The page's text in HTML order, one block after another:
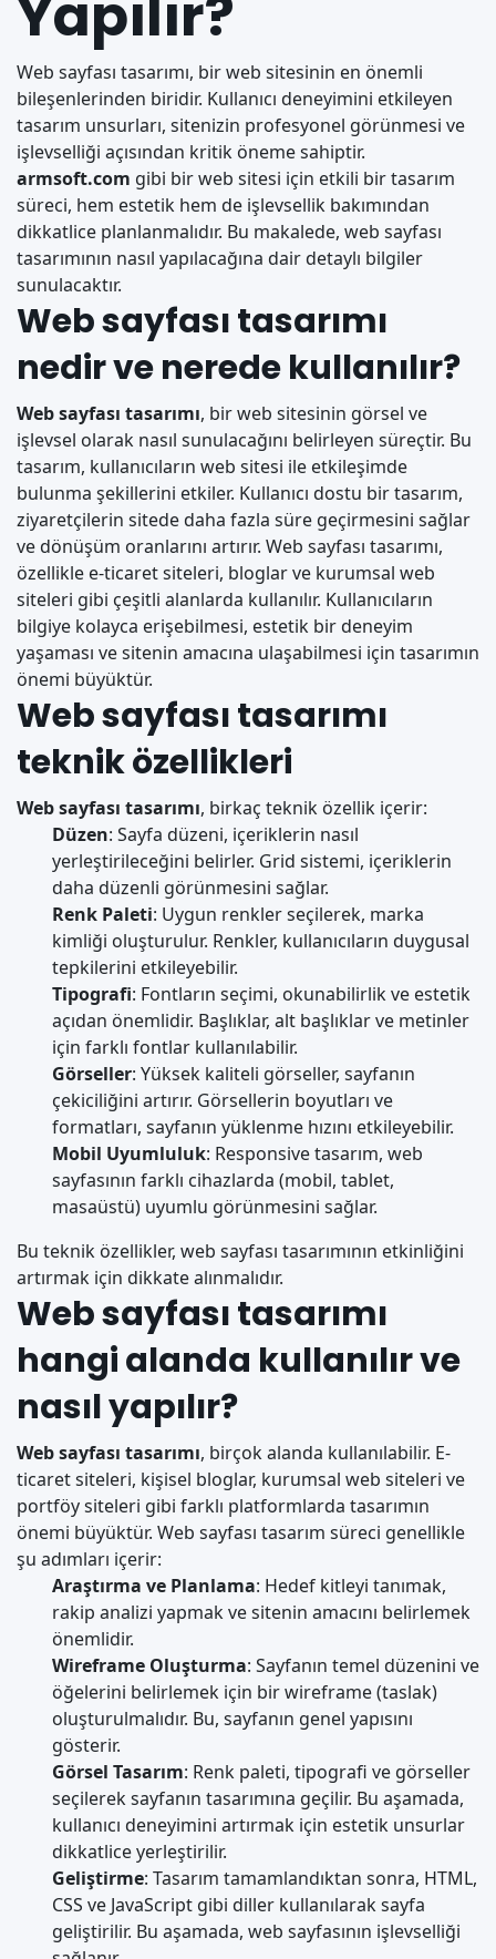
Yapılır?
Web sayfası tasarımı, bir web sitesinin en önemli
bileşenlerinden biridir. Kullanıcı deneyimini etkileyen
tasarım unsurları, sitenizin profesyonel görünmesi ve
işlevselliği açısından kritik öneme sahiptir.
armsoft.com gibi bir web sitesi için etkili bir tasarım
süreci, hem estetik hem de işlevsellik bakımından
dikkatlice planlanmalıdır. Bu makalede, web sayfası
tasarımının nasıl yapılacağına dair detaylı bilgiler
sunulacaktır.
Web sayfası tasarımı
nedir ve nerede kullanılır?
Web sayfası tasarımı, bir web sitesinin görsel ve
işlevsel olarak nasıl sunulacağını belirleyen süreçtir. Bu
tasarım, kullanıcıların web sitesi ile etkileşimde
bulunma şekillerini etkiler. Kullanıcı dostu bir tasarım,
ziyaretçilerin sitede daha fazla süre geçirmesini sağlar
ve dönüşüm oranlarını artırır. Web sayfası tasarımı,
özellikle e-ticaret siteleri, bloglar ve kurumsal web
siteleri gibi çeşitli alanlarda kullanılır. Kullanıcıların
bilgiye kolayca erişebilmesi, estetik bir deneyim
yaşaması ve sitenin amacına ulaşabilmesi için tasarımın
önemi büyüktür.
Web sayfası tasarımı
teknik özellikleri
Web sayfası tasarımı, birkaç teknik özellik içerir:
Düzen: Sayfa düzeni, içeriklerin nasıl
yerleştirileceğini belirler. Grid sistemi, içeriklerin
daha düzenli görünmesini sağlar.
Renk Paleti: Uygun renkler seçilerek, marka
kimliği oluşturulur. Renkler, kullanıcıların duygusal
tepkilerini etkileyebilir.
Tipografi: Fontların seçimi, okunabilirlik ve estetik
açıdan önemlidir. Başlıklar, alt başlıklar ve metinler
için farklı fontlar kullanılabilir.
Görseller: Yüksek kaliteli görseller, sayfanın
çekiciliğini artırır. Görsellerin boyutları ve
formatları, sayfanın yüklenme hızını etkileyebilir.
Mobil Uyumluluk: Responsive tasarım, web
sayfasının farklı cihazlarda (mobil, tablet,
masaüstü) uyumlu görünmesini sağlar.
Bu teknik özellikler, web sayfası tasarımının etkinliğini
artırmak için dikkate alınmalıdır.
Web sayfası tasarımı
hangi alanda kullanılır ve
nasıl yapılır?
Web sayfası tasarımı, birçok alanda kullanılabilir. E-
ticaret siteleri, kişisel bloglar, kurumsal web siteleri ve
portföy siteleri gibi farklı platformlarda tasarımın
önemi büyüktür. Web sayfası tasarım süreci genellikle
şu adımları içerir:
Araştırma ve Planlama: Hedef kitleyi tanımak,
rakip analizi yapmak ve sitenin amacını belirlemek
önemlidir.
Wireframe Oluşturma: Sayfanın temel düzenini ve
öğelerini belirlemek için bir wireframe (taslak)
oluşturulmalıdır. Bu, sayfanın genel yapısını
gösterir.
Görsel Tasarım: Renk paleti, tipografi ve görseller
seçilerek sayfanın tasarımına geçilir. Bu aşamada,
kullanıcı deneyimini artırmak için estetik unsurlar
dikkatlice yerleştirilir.
Geliştirme: Tasarım tamamlandıktan sonra, HTML,
CSS ve JavaScript gibi diller kullanılarak sayfa
geliştirilir. Bu aşamada, web sayfasının işlevselliği